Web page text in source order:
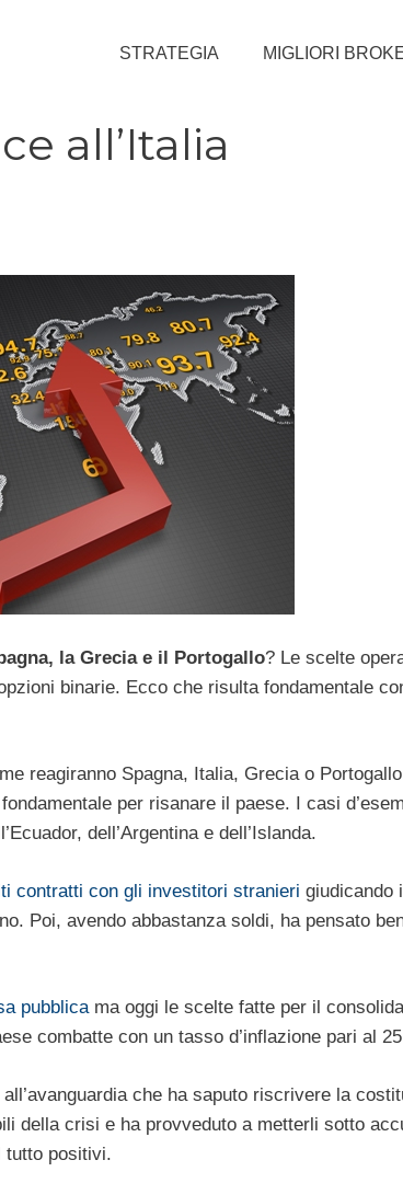
STRATEGIA MIGLIORI
all’Italia
la Grecia e il Portogallo? Le scelte
binarie. Ecco che risulta fondamentale
reagiranno Spagna, Italia, Grecia o
per risanare il paese. I casi
dell’Argentina e dell’Islanda.
contratti con gli investitori stranieri giudicando
Poi, avendo abbastanza soldi, ha pensato
pubblicama oggi le scelte fatte per il
combatte con un tasso d’inflazione pari al
che ha saputo riscrivere la
della crisi e ha provveduto a metterli sotto
tutto positivi.